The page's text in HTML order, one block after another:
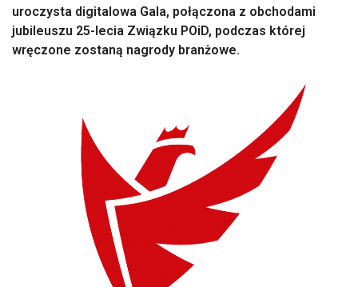
uroczysta digitalowa Gala, połączona z obchodami
jubileuszu 25-lecia Związku POiD, podczas której
wręczone zostaną nagrody branżowe.